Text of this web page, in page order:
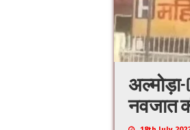
अल्मोड़ा-
नवजात